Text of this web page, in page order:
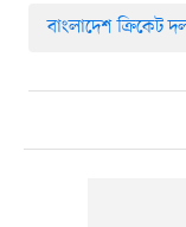
বাংলাদেশ ক্রিকেট